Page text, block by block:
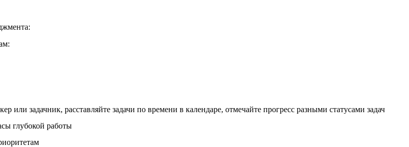
или задачник, расставляйте задачи по времени в календаре, отмечайте прогресс разными статусами задач
глубокой работы